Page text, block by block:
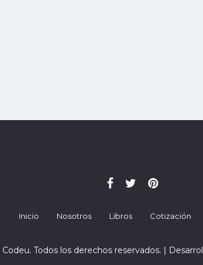
Inicio Nosotros Libros Cotización
Todos los derechos reservados. |